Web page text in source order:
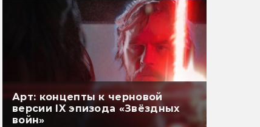
Арт: концепты к черновой
версии IX эпизода «Звёздных
войн»